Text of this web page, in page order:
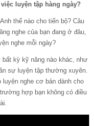
luyện tập hàng ngày?
thế nào cho tiến bộ? Câu
nghe của bạn đang ở đâu,
nghe mỗi ngày?
bất kỳ kỹ năng nào khác, như
sự luyện tập thường xuyên.
nghe cơ bản dành cho
hợp bạn không có điều